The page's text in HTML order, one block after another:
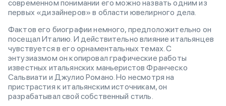
современном понимании его можно назвать одним из
первых «дизайнеров» в области ювелирного дела.
Фактов его биографии немного, предположительно он
посещал Италию. И действительно влияние итальянцев
чувствуется в его орнаментальных темах. С
энтузиазмом он копировал графические работы
известных итальянских маньеристов Франческо
Сальвиати и Джулио Романо. Но несмотря на
пристрастия к итальянским источникам, он
разрабатывал свой собственный стиль.